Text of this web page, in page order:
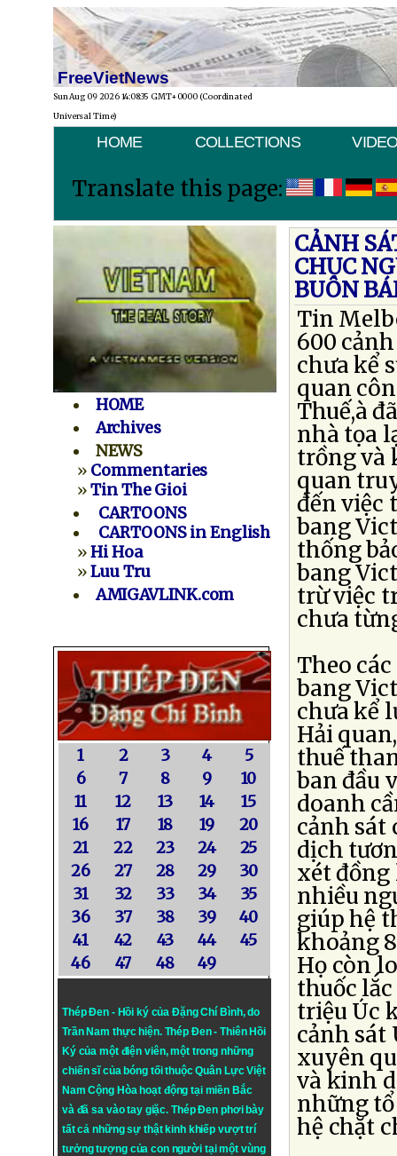
FreeVietNews
Sun Aug 09 2026 14:08:35 GMT+0000 (Coordinated
Universal Time)
HOME COLLECTIONS
Translate this page:
HOME
Archives
NEWS
» Commentaries
»Tin The Gioi
CARTOONS
CARTOONS in English
»Hi Hoa
»Luu Tru
AMIGAVLINK.com
1 2 3 4
5
6
7 8 9
10
11
12 13 14
15
16
17 18 19
20
21
22 23 24
25
26
27 28 29
30
31
32 33 34
35
36
37 38 39
40
41
42 43 44
45
46
47 48 49
Thép Đen - Hồi ký của Đặng Chí Bình, do
Trần Nam thực hiện. Thép Đen- Thiên Hồi
Ký của một điện viên, một trong những
chiến sĩ của bóng tối thuộc Quân Lực Việt
Nam Cộng Hòa hoạt động tại miền Bắc
và đã sa vào tay giặc. Thép Đen phơi bày
tất cả những sự thật kinh khiếp vượt trí
tưởng tượng của con người tại một vùng
CẢNH
CHỤC
BUÔN
Tin
600
chưa kể
quan
Thuế,à
nhà tọa
trồng và
quan
đến việc
bang
thống
bang
trừ việc
chưa
Theo
bang
chưa kể
Hải
thuế
ban đầu
doanh
cảnh sát
dịch
xét đồng
nhiều
giúp hệ
khoảng
Họ còn
thuốc
triệu Úc
cảnh sát
xuyên
và kinh
những
hệ chặt